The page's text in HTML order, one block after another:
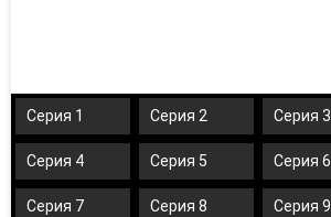
Серия 1 Серия 2 Серия 3
Серия 4 Серия 5 Серия 6
Серия 7 Серия 8 Серия 9